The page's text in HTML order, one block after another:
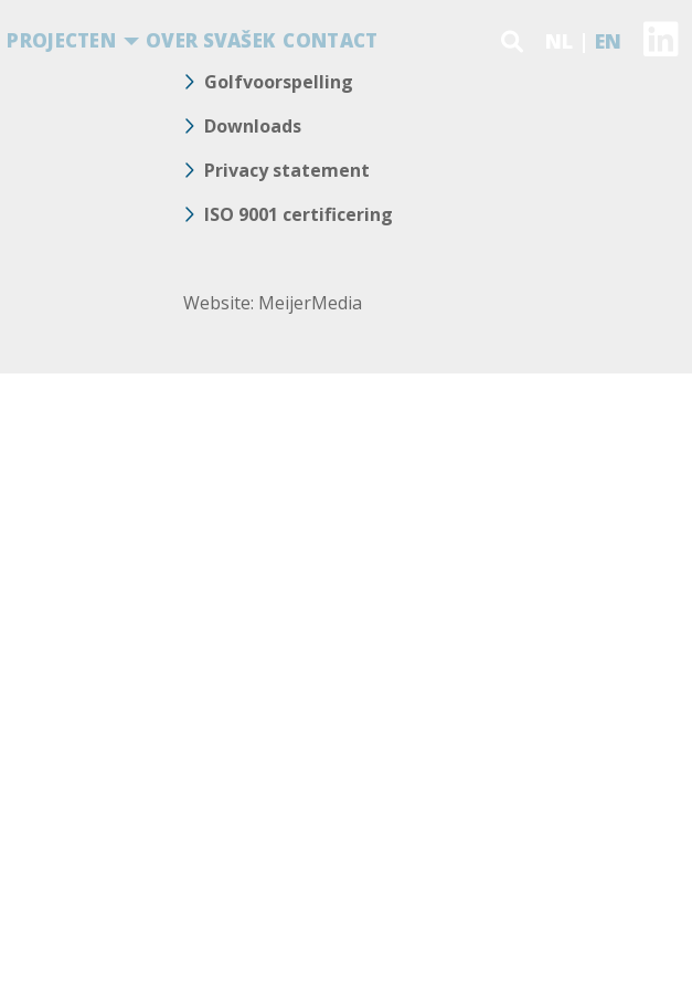
PROJECTEN OVER SVAŠEK CONTACT EN
Golfvoorspelling
Downloads
Privacy statement
ISO 9001 certificering
Website: MeijerMedia